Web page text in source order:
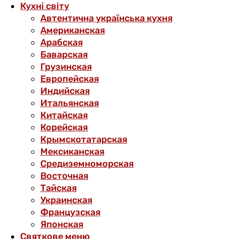
Кухні світу
Автентична українська кухня
Американская
Арабская
Баварская
Грузинская
Европейская
Индийская
Итальянская
Китайская
Корейская
Крымскотатарская
Мексиканская
Средиземноморская
Восточная
Тайская
Украинская
Французская
Японская
Святкове меню